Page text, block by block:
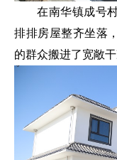
在南华镇成号
排排房屋整齐坐落
的群众搬进了宽敞干